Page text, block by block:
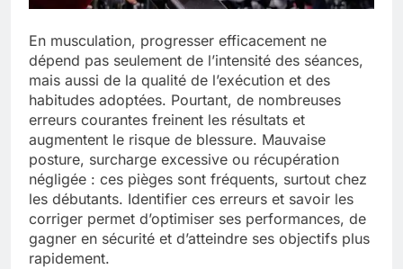
En musculation, progresser efficacement ne
dépend pas seulement de l’intensité des séances,
mais aussi de la qualité de l’exécution et des
habitudes adoptées. Pourtant, de nombreuses
erreurs courantes freinent les résultats et
augmentent le risque de blessure. Mauvaise
posture, surcharge excessive ou récupération
négligée : ces pièges sont fréquents, surtout chez
les débutants. Identifier ces erreurs et savoir les
corriger permet d’optimiser ses performances, de
gagner en sécurité et d’atteindre ses objectifs plus
rapidement.